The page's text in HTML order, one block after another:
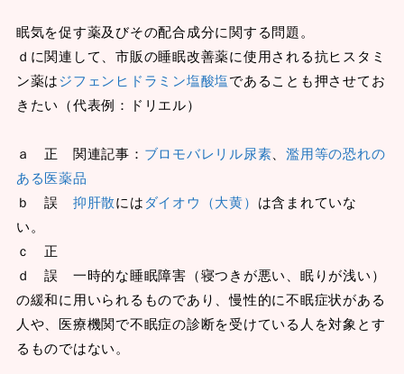
眠気を促す薬及びその配合成分に関する問題。
ｄに関連して、市販の睡眠改善薬に使用される抗ヒスタミ
ン薬はジフェンヒドラミン塩酸塩であることも押させてお
きたい（代表例：ドリエル）
ａ 正 関連記事： ブロモバレリル尿素 、濫用等の恐れの
ある医薬品
ｂ 誤 抑肝散にはダイオウ（大黄） は含まれていな
い。
ｃ 正
ｄ 誤 一時的な睡眠障害（寝つきが悪い、眠りが浅い）
の緩和に用いられるものであり、慢性的に不眠症状がある
人や、医療機関で不眠症の診断を受けている人を対象とす
るものではない。